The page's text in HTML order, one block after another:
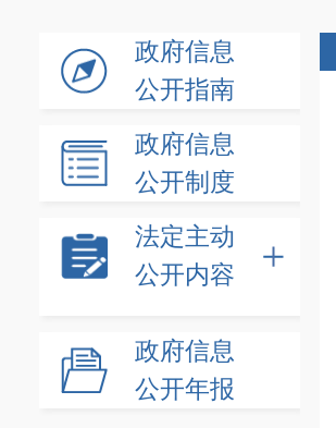
政府信息
公开指南
政府信息
公开制度
法定主动
公开内容
政府信息
公开年报